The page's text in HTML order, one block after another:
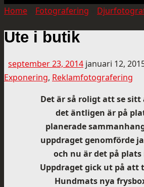
Home Fotografering
Ute i butik
september 23, 2014 januari 12,
Exponering, Reklamfotografering
Det är så roligt att se sitt
det äntligen är på
planerade
uppdraget genomförde
och nu är det på
Uppdraget gick ut på att
Hundmats nya